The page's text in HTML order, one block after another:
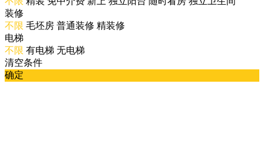
装修
不限 毛坯房 普通装修 精装修
电梯
不限 有电梯 无电梯
清空条件
确定